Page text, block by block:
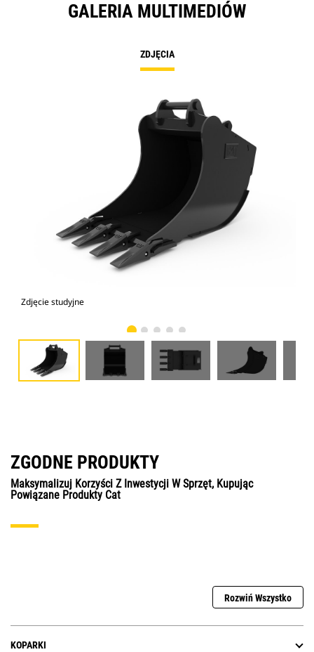
GALERIA MULTIMEDIÓW
ZDJĘCIA
Zdjęcie studyjne
ZGODNE PRODUKTY
Maksymalizuj Korzyści Z Inwestycji W Sprzęt, Kupując
Powiązane Produkty Cat
Rozwiń Wszystko
KOPARKI